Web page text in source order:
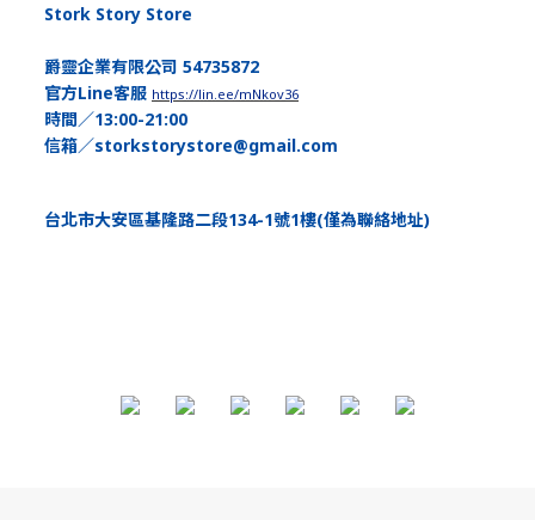
Stork Story Store
爵靈企業有限公司 54735872
官方Line客服 https://lin.ee/mNkov36
時間／13:00-21:00
信箱／storkstorystore@gmail.com
台北市大安區基隆路二段134-1號1樓(僅為聯絡地址)